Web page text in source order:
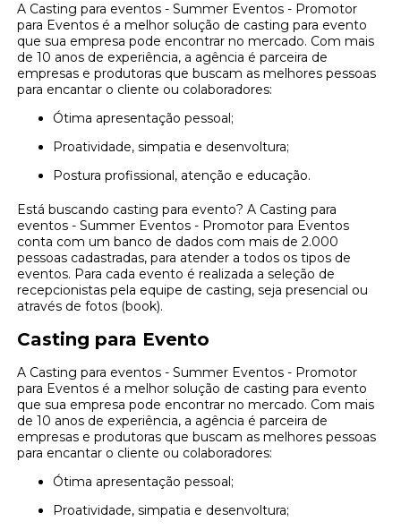
A Casting para eventos - Summer Eventos - Promotor
para Eventos é a melhor solução de casting para evento
que sua empresa pode encontrar no mercado. Com mais
de 10 anos de experiência, a agência é parceira de
empresas e produtoras que buscam as melhores pessoas
para encantar o cliente ou colaboradores:
Ótima apresentação pessoal;
Proatividade, simpatia e desenvoltura;
Postura profissional, atenção e educação.
Está buscando casting para evento? A Casting para
eventos - Summer Eventos - Promotor para Eventos
conta com um banco de dados com mais de 2.000
pessoas cadastradas, para atender a todos os tipos de
eventos. Para cada evento é realizada a seleção de
recepcionistas pela equipe de casting, seja presencial ou
através de fotos (book).
Casting para Evento
A Casting para eventos - Summer Eventos - Promotor
para Eventos é a melhor solução de casting para evento
que sua empresa pode encontrar no mercado. Com mais
de 10 anos de experiência, a agência é parceira de
empresas e produtoras que buscam as melhores pessoas
para encantar o cliente ou colaboradores:
Ótima apresentação pessoal;
Proatividade, simpatia e desenvoltura;